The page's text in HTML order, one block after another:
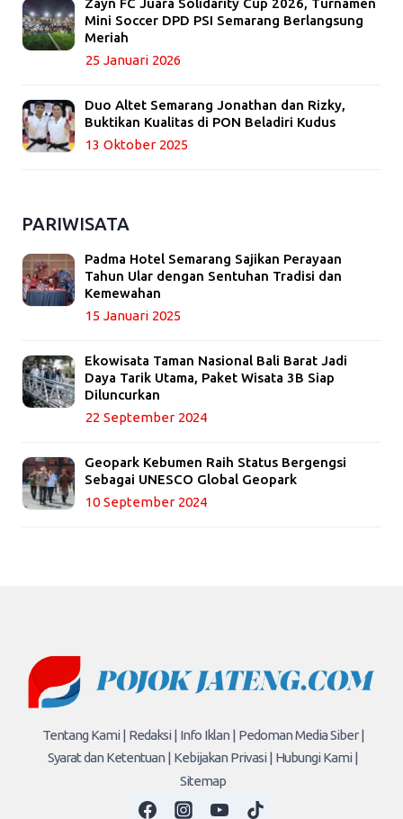
Zayn FC Juara Solidarity Cup 2026, Turnamen
Mini Soccer DPD PSI Semarang Berlangsung
Meriah
25 Januari 2026
Duo Altet Semarang Jonathan dan Rizky,
Buktikan Kualitas di PON Beladiri Kudus
13 Oktober 2025
PARIWISATA
Padma Hotel Semarang Sajikan Perayaan
Tahun Ular dengan Sentuhan Tradisi dan
Kemewahan
15 Januari 2025
Ekowisata Taman Nasional Bali Barat Jadi
Daya Tarik Utama, Paket Wisata 3B Siap
Diluncurkan
22 September 2024
Geopark Kebumen Raih Status Bergengsi
Sebagai UNESCO Global Geopark
10 September 2024
Tentang Kami | Redaksi | Info Iklan | Pedoman Media Siber |
Syarat dan Ketentuan | Kebijakan Privasi | Hubungi Kami |
Sitemap